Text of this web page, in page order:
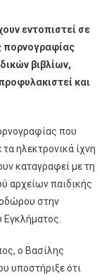
εντοπιστεί σε
πορνογραφίας
βιβλίων,
και
που
ηλεκτρονικά ίχνη
καταγραφεί με τη
αρχείων παιδικής
στην
Εγκλήματος.
ο Βασίλης
υποστήριξε ότι